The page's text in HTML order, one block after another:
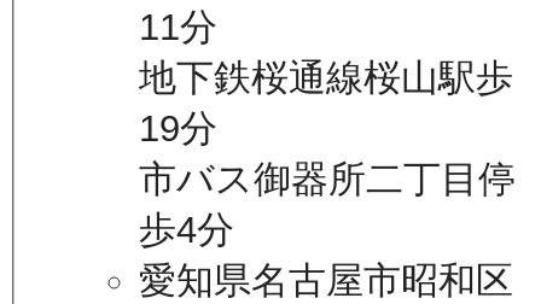
11分
地下鉄桜通線桜山駅歩
19分
市バス御器所二丁目停
歩4分
愛知県名古屋市昭和区